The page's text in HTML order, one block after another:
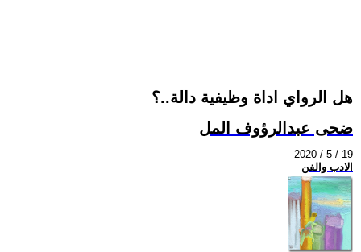
هل الرواي اداة وظيفية دالة..؟
ضحى عبدالرؤوف المل
2020 / 5 / 19
الادب والفن